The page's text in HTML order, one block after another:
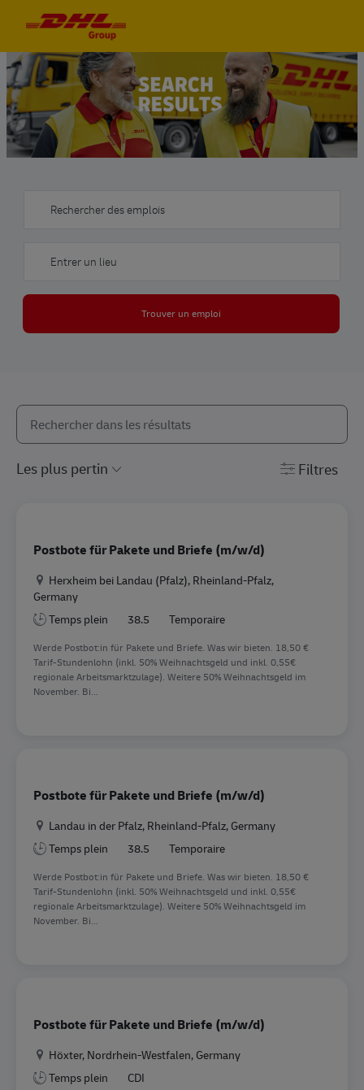
Trouver un emploi
the results are updated
Rechercher dans la liste ci-dessous
Filtres
Postbote für Pakete und Briefe (m/w/d)
Location
Herxheim bei Landau (Pfalz), Rheinland-Pfalz,
Germany
Temps plein
38.5 Temporaire
Werde Postbot:in für Pakete und Briefe. Was wir bieten. 18,50 €
Tarif-Stundenlohn (inkl. 50% Weihnachtsgeld und inkl. 0,55€
regionale Arbeitsmarktzulage). Weitere 50% Weihnachtsgeld im
November. Bi...
Postbote für Pakete und Briefe (m/w/d)
Location
Landau in der Pfalz, Rheinland-Pfalz, Germany
Temps plein
38.5 Temporaire
Werde Postbot:in für Pakete und Briefe. Was wir bieten. 18,50 €
Tarif-Stundenlohn (inkl. 50% Weihnachtsgeld und inkl. 0,55€
regionale Arbeitsmarktzulage). Weitere 50% Weihnachtsgeld im
November. Bi...
Postbote für Pakete und Briefe (m/w/d)
Location
Höxter, Nordrhein-Westfalen, Germany
Temps plein
CDI